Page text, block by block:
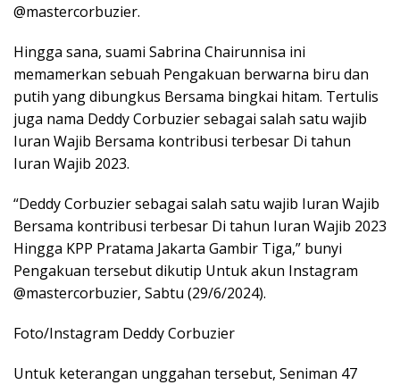
@mastercorbuzier.
Hingga sana, suami Sabrina Chairunnisa ini
memamerkan sebuah Pengakuan berwarna biru dan
putih yang dibungkus Bersama bingkai hitam. Tertulis
juga nama Deddy Corbuzier sebagai salah satu wajib
Iuran Wajib Bersama kontribusi terbesar Di tahun
Iuran Wajib 2023.
“Deddy Corbuzier sebagai salah satu wajib Iuran Wajib
Bersama kontribusi terbesar Di tahun Iuran Wajib 2023
Hingga KPP Pratama Jakarta Gambir Tiga,” bunyi
Pengakuan tersebut dikutip Untuk akun Instagram
@mastercorbuzier, Sabtu (29/6/2024).
Foto/Instagram Deddy Corbuzier
Untuk keterangan unggahan tersebut, Seniman 47